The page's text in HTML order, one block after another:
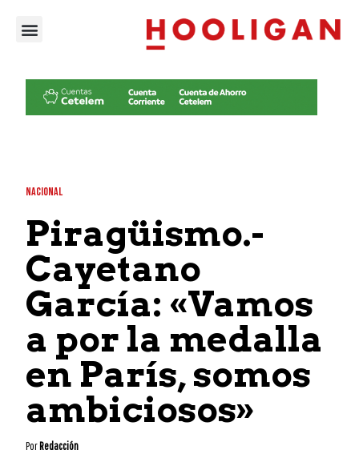
NACIONAL
Piragüismo.-
Cayetano
García: «Vamos
a por la medalla
en París, somos
ambiciosos»
PorRedacción